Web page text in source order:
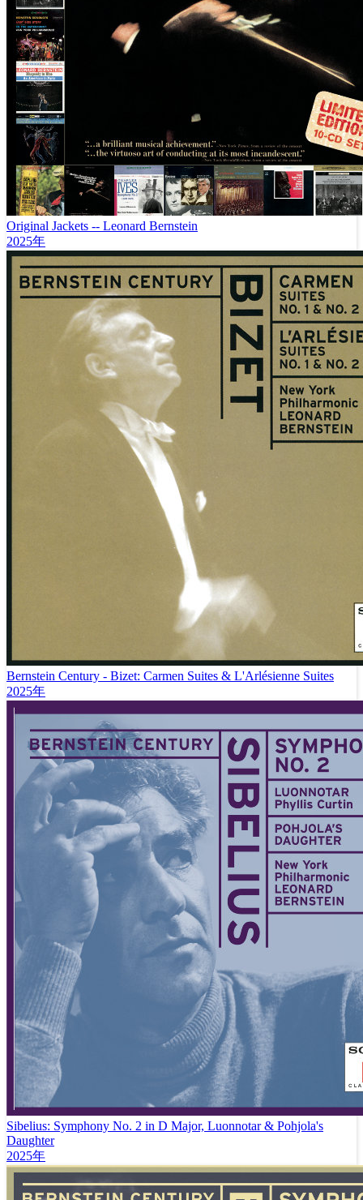
Original Jackets -- Leonard Bernstein
2025年
Bernstein Century - Bizet: Carmen Suites & L'Arlésienne Suites
2025年
Sibelius: Symphony No. 2 in D Major, Luonnotar & Pohjola's
Daughter
2025年